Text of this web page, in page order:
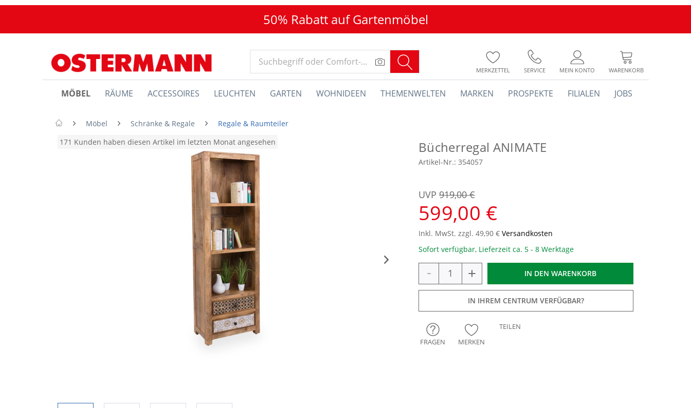
50% Rabatt auf Gartenmöbel
MERKZETTEL SERVICE MEIN KONTO WARENKORB
MÖBEL RÄUME ACCESSOIRES LEUCHTEN GARTEN WOHNIDEEN THEMENWELTEN MARKEN PROSPEKTE FILIALEN JOBS
Möbel Schränke & Regale
Regale & Raumteiler
171 Kunden haben diesen Artikel im letzten Monat angesehen
Bücherregal ANIMATE
Artikel-Nr.: 354057
599,00 €
UVP 919,00 €
Inkl. MwSt. zzgl. 49,90 € Versandkosten
Sofort verfügbar, Lieferzeit ca. 5 - 8 Werktage
- + IN DEN WARENKORB
IN IHREM CENTRUM VERFÜGBAR?
FRAGEN MERKEN
TEILEN